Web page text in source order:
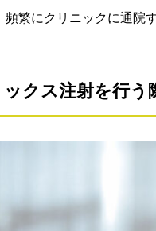
頻繁にクリニックに通院
クス注射を行う